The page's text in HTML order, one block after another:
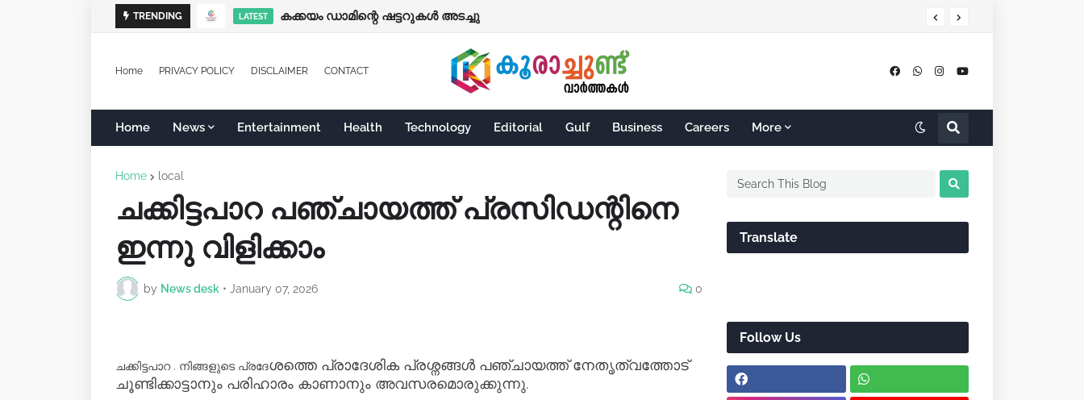
TRENDING LATEST കക്കയം ഡാമിന്റെ ഷട്ടറുകള്‍ അടച്ചു
Home PRIVACY POLICY DISCLAIMER CONTACT
Home News Entertainment Health Technology Editorial Gulf Business Careers More
Home local
ചക്കിട്ടപാറ പഞ്ചായത്ത് പ്രസിഡന്റിനെ
ഇന്നു വിളിക്കാം
by News desk • January 07, 2026 0
ചക്കിട്ടപാറ . നിങ്ങളുടെ പ്രദേശത്തെ പ്രാദേശിക പ്രശ്നങ്ങൾ പഞ്ചായത്ത് നേതൃത്വത്തോട്
ചൂണ്ടിക്കാട്ടാനും പരിഹാരം കാണാനും അവസരമൊരുക്കുന്നു.
Translate
Follow Us